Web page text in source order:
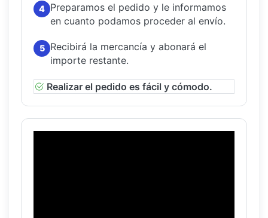
4 Preparamos el pedido y le informamos
en cuanto podamos proceder al envío.
5
Recibirá la mercancía y abonará el
importe restante.
Realizar el pedido es fácil y cómodo.